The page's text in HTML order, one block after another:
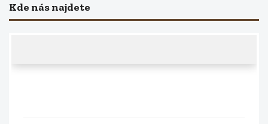
Kde nás najdete